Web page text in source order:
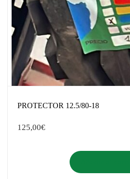
PROTECTOR 12.5/80-18
125,00€